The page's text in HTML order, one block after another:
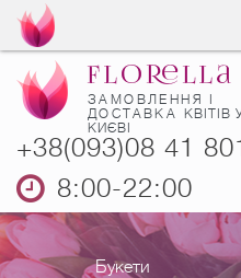
ЗАМОВЛЕННЯ І
ДОСТАВКА КВІТІВ
КИЄВІ
+38(093)08 41
8:00-22:00
Букети